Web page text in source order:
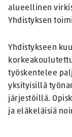
alueellinen
Yhdistyksen
Yhdistykseen
työskentelee
yksityisillä
järjestöillä.
ja eläkeläisiä